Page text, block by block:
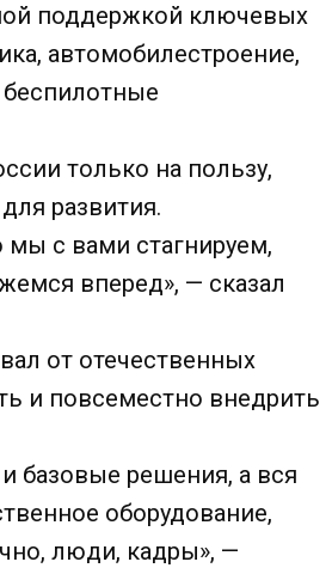
поддержкой ключевых
автомобилестроение,
беспилотные
только на пользу,
развития.
с вами стагнируем,
вперед», — сказал
от отечественных
и повсеместно внедрить
базовые решения, а вся
оборудование,
люди, кадры», —